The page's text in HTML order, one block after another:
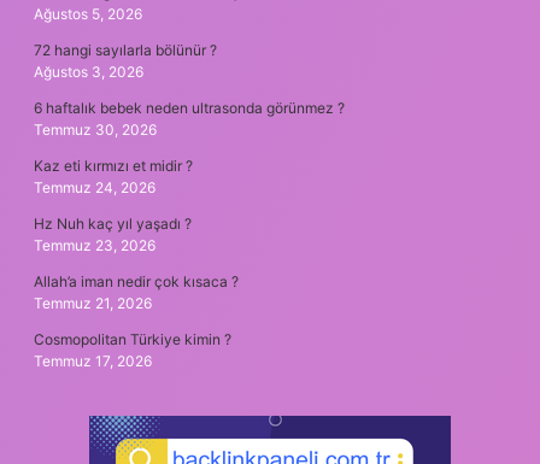
Ağustos 5, 2026
72 hangi sayılarla bölünür ?
Ağustos 3, 2026
6 haftalık bebek neden ultrasonda görünmez ?
Temmuz 30, 2026
Kaz eti kırmızı et midir ?
Temmuz 24, 2026
Hz Nuh kaç yıl yaşadı ?
Temmuz 23, 2026
Allah’a iman nedir çok kısaca ?
Temmuz 21, 2026
Cosmopolitan Türkiye kimin ?
Temmuz 17, 2026